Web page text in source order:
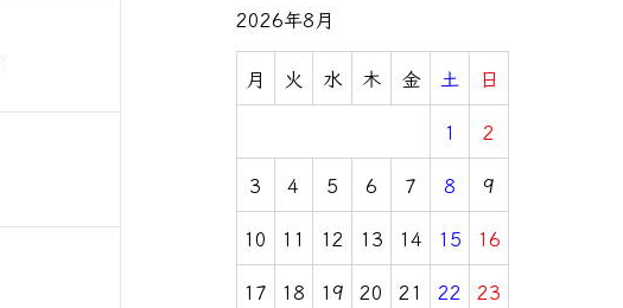
2026年8月
月 火 水 木 金 土
日
1
2
3
4 5 6 7 8
9
10
11 12 13 14 15
16
17
18 19 20 21 22
23